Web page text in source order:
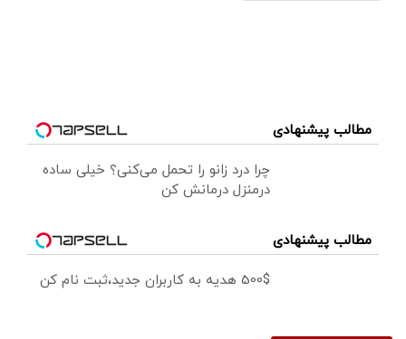
مطالب پیشنهادی
چرا درد زانو را تحمل می‌کنی؟ خیلی ساده
درمنزل درمانش کن
مطالب پیشنهادی
500$ هدیه به کاربران جدید،ثبت نام کن